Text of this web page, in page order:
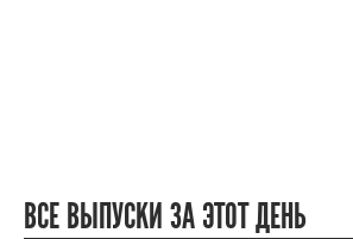
ВСЕ ВЫПУСКИ ЗА ЭТОТ ДЕНЬ